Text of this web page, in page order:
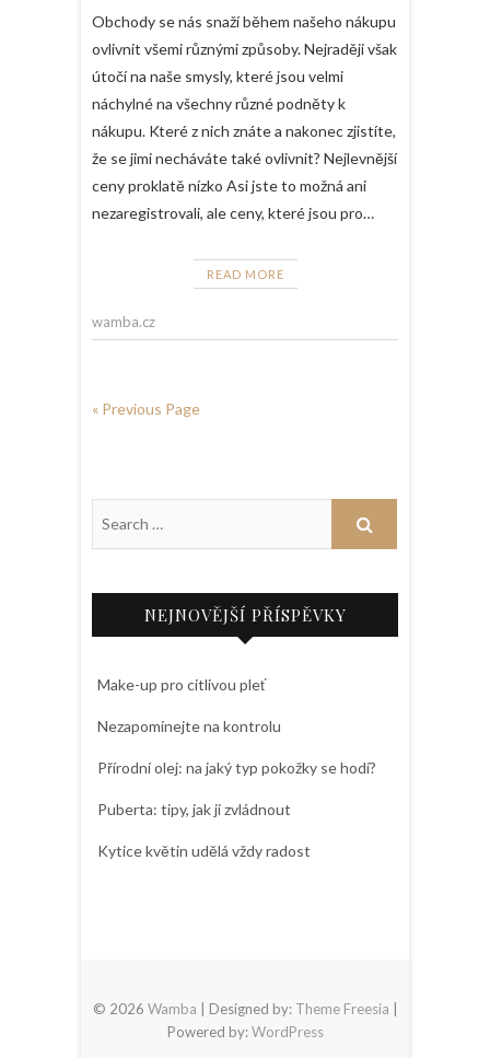
Obchody se nás snaží během našeho nákupu
ovlivnit všemi různými způsoby. Nejraději však
útočí na naše smysly, které jsou velmi
náchylné na všechny různé podněty k
nákupu. Které z nich znáte a nakonec zjistíte,
že se jimi necháváte také ovlivnit? Nejlevnější
ceny proklatě nízko Asi jste to možná ani
nezaregistrovali, ale ceny, které jsou pro…
READ MORE
wamba.cz
« Previous Page
NEJNOVĚJŠÍ PŘÍSPĚVKY
Make-up pro citlivou pleť
Nezapomínejte na kontrolu
Přírodní olej: na jaký typ pokožky se hodí?
Puberta: tipy, jak ji zvládnout
Kytice květin udělá vždy radost
© 2026 Wamba | Designed by: Theme Freesia
Powered by:WordPress